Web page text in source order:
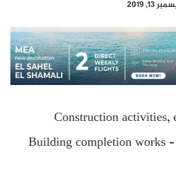
13, 2019
Construction activities,
Building completion works